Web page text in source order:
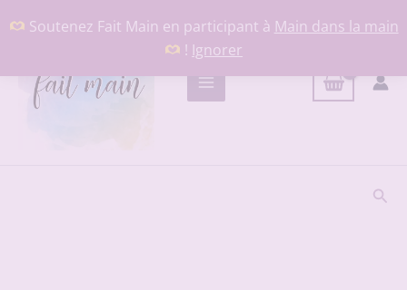
Soutenez Fait Main en participant à Main dans la main
! Ignorer
au